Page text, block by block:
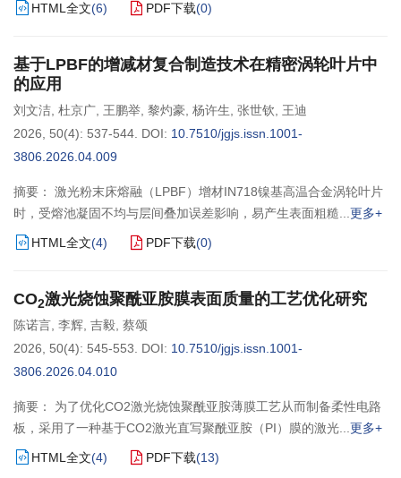
HTML全文(6) PDF下载(0)
基于LPBF的增减材复合制造技术在精密涡轮叶片中
的应用
刘文洁, 杜京广, 王鹏举, 黎灼豪, 杨许生, 张世钦, 王迪
2026, 50(4): 537-544. DOI: 10.7510/jgjs.issn.1001-
3806.2026.04.009
摘要： 激光粉末床熔融（LPBF）增材IN718镍基高温合金涡轮叶片
时，受熔池凝固不均与层间叠加误差影响，易产生表面粗糙
更多+
HTML全文(4) PDF下载(0)
CO2激光烧蚀聚酰亚胺膜表面质量的工艺优化研究
陈诺言, 李辉, 吉毅, 蔡颂
2026, 50(4): 545-553. DOI: 10.7510/jgjs.issn.1001-
3806.2026.04.010
摘要： 为了优化CO2激光烧蚀聚酰亚胺薄膜工艺从而制备柔性电路
板，采用了一种基于CO2激光直写聚酰亚胺（PI）膜的激光
更多+
HTML全文(4) PDF下载(13)